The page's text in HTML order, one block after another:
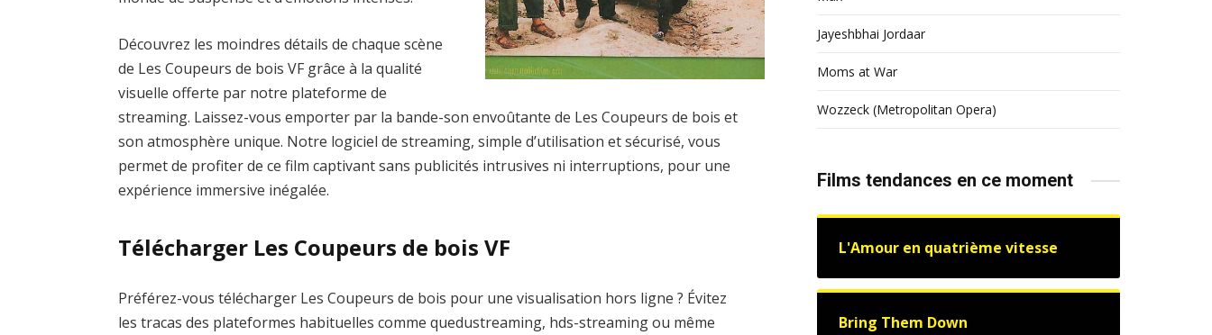
Découvrez les moindres détails de chaque scène
de Les Coupeurs de bois VF grâce à la qualité
visuelle offerte par notre plateforme de
streaming. Laissez-vous emporter par la bande-son envoûtante de Les Coupeurs de bois et
son atmosphère unique. Notre logiciel de streaming, simple d’utilisation et sécurisé, vous
permet de profiter de ce film captivant sans publicités intrusives ni interruptions, pour une
expérience immersive inégalée.
Télécharger Les Coupeurs de bois VF
Préférez-vous télécharger Les Coupeurs de bois pour une visualisation hors ligne ? Évitez
les tracas des plateformes habituelles comme quedustreaming, hds-streaming ou même
Jayeshbhai Jordaar
Moms at War
Wozzeck (Metropolitan Opera)
Films tendances en ce moment
L'Amour en quatrième vitesse
Bring Them Down